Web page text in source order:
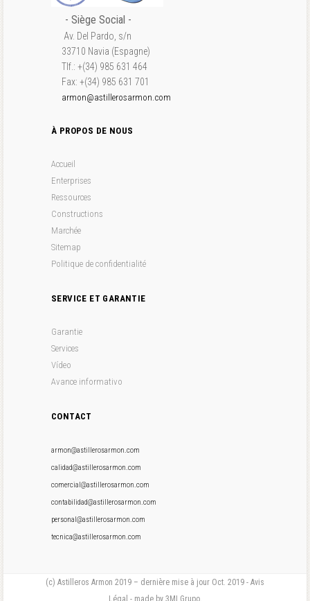
- Siège Social -
Av. Del Pardo, s/n
33710 Navia (Espagne)
Tlf.: +(34) 985 631 464
Fax: +(34) 985 631 701
armon@astillerosarmon.com
À PROPOS DE NOUS
Accueil
Enterprises
Ressources
Constructions
Marchée
Sitemap
Politique de confidentialité
SERVICE ET GARANTIE
Garantie
Services
Vídeo
Avance informativo
CONTACT
armon@astillerosarmon.com
calidad@astillerosarmon.com
comercial@astillerosarmon.com
contabilidad@astillerosarmon.com
personal@astillerosarmon.com
tecnica@astillerosarmon.com
(c) Astilleros Armon 2019 – dernière mise à jour Oct. 2019 - Avis
Légal - made by 3MI Grupo.